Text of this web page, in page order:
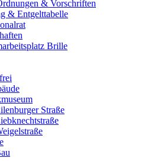
& Vorschriften
& Entgelttabelle
Brille
Straße